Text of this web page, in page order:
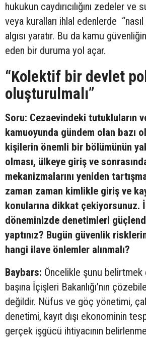
hukukun caydırıcılığını zedeler ve
veya kuralları ihlal edenlerde “nasıl
algısı yaratır. Bu da kamu
eden bir duruma yol açar.
“Kolektif bir devlet
oluşturulmalı”
Soru: Cezaevindeki tutukluların
kamuoyunda gündem olan bazı
kişilerin önemli bir bölümünün
olması, ülkeye giriş ve
mekanizmalarını yeniden
zaman zaman kimlikle giriş ve
konularına dikkat çekiyorsunuz.
döneminizde denetimleri
yaptınız? Bugün güvenlik
hangi ilave önlemler alınmalı?
Baybars: Öncelikle şunu
başına İçişleri Bakanlığı’nın
değildir. Nüfus ve göç yönetimi,
denetimi, kayıt dışı ekonominin
gerçek işgücü ihtiyacının